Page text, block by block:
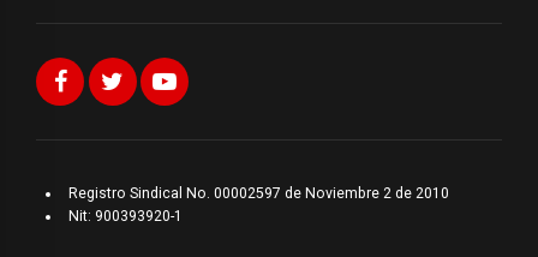
Registro Sindical No. 00002597 de Noviembre 2 de 2010
Nit: 900393920-1